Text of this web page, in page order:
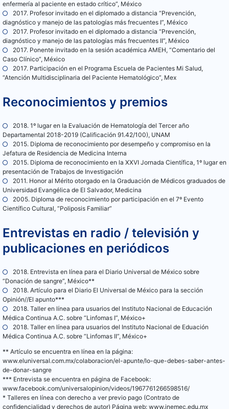
enfermería al paciente en estado crítico”, México
2017. Profesor invitado en el diplomado a distancia “Prevención,
diagnóstico y manejo de las patologías más frecuentes I”, México
2017. Profesor invitado en el diplomado a distancia “Prevención,
diagnóstico y manejo de las patologías más frecuentes II”, México
2017. Ponente invitado en la sesión académica AMEH, “Comentario del
Caso Clínico”, México
2017. Participación en el Programa Escuela de Pacientes Mi Salud,
“Atención Multidisciplinaria del Paciente Hematológico”, Mex
Reconocimientos y premios
2018. 1º lugar en la Evaluación de Hematología del Tercer año
Departamental 2018-2019 (Calificación 91.42/100), UNAM
2015. Diploma de reconocimiento por desempeño y compromiso en la
Jefatura de Residencia de Medicina Interna
2015. Diploma de reconocimiento en la XXVI Jornada Científica, 1º lugar en
presentación de Trabajos de Investigación
2011. Honor al Mérito otorgado en la Graduación de Médicos graduados de
Universidad Evangélica de El Salvador, Medicina
2005. Diploma de reconocimiento por participación en el 7º Evento
Científico Cultural, “Poliposis Familiar”
Entrevistas en radio / televisión y
publicaciones en periódicos
2018. Entrevista en línea para el Diario Universal de México sobre
“Donación de sangre”, México**
2018. Artículo para el Diario El Universal de México para la sección
Opinión//El apunto***
2018. Taller en línea para usuarios del Instituto Nacional de Educación
Médica Continua A.C. sobre “Linfomas I”, México+
2018. Taller en línea para usuarios del Instituto Nacional de Eduación
Médica Continua A.C. sobre “Linfomas II”, México+
** Artículo se encuentra en línea en la página:
www.eluniversal.com.mx/colaboracion/el-apunte/lo-que-debes-saber-antes-
de-donar-sangre
*** Entrevista se encuentra en página de Facebook:
www.facebook.com/universalopinion/videos/1967761266598516/
* Talleres en línea con derecho a ver previo pago (Contrato de
confidencialidad y derechos de autor) Página web: www.inemec.edu.mx